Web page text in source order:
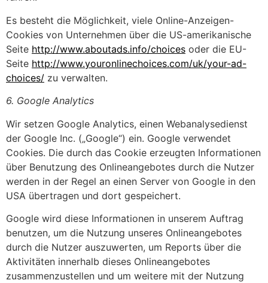
Es besteht die Möglichkeit, viele Online-Anzeigen-
Cookies von Unternehmen über die US-amerikanische
Seite http://www.aboutads.info/choices oder die EU-
Seite http://www.youronlinechoices.com/uk/your-ad-
choices/ zu verwalten.
6. Google Analytics
Wir setzen Google Analytics, einen Webanalysedienst
der Google Inc. („Google“) ein. Google verwendet
Cookies. Die durch das Cookie erzeugten Informationen
über Benutzung des Onlineangebotes durch die Nutzer
werden in der Regel an einen Server von Google in den
USA übertragen und dort gespeichert.
Google wird diese Informationen in unserem Auftrag
benutzen, um die Nutzung unseres Onlineangebotes
durch die Nutzer auszuwerten, um Reports über die
Aktivitäten innerhalb dieses Onlineangebotes
zusammenzustellen und um weitere mit der Nutzung